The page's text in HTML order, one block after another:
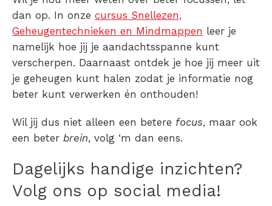
dan op. In onze cursus Snellezen,
Geheugentechnieken en Mindmappen leer je
namelijk hoe jij je aandachtsspanne kunt
verscherpen. Daarnaast ontdek je hoe jij meer uit
je geheugen kunt halen zodat je informatie nog
beter kunt verwerken én onthouden!
Wil jij dus niet alleen een betere focus, maar ook
een beter brein, volg ‘m dan eens.
Dagelijks handige inzichten?
Volg ons op social media!